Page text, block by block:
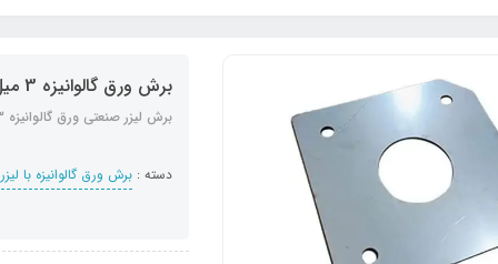
برش ورق گالوانیزه 3 میل متری 37 هزار تومان
برش لیزر صنعتی ورق گالوانیزه 3 میلی‌متر
دسته : برش ورق گالوانیزه با لیزر